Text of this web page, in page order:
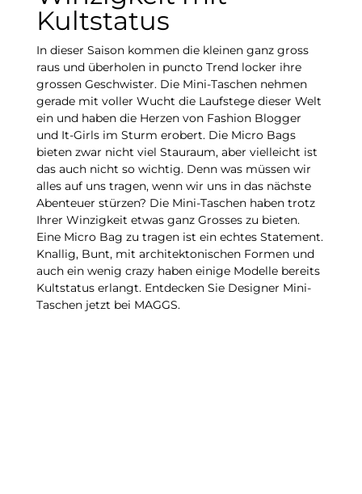
Kultstatus
In dieser Saison kommen die kleinen ganz gross
raus und überholen in puncto Trend locker ihre
grossen Geschwister. Die Mini-Taschen nehmen
gerade mit voller Wucht die Laufstege dieser Welt
ein und haben die Herzen von Fashion Blogger
und It-Girls im Sturm erobert. Die Micro Bags
bieten zwar nicht viel Stauraum, aber vielleicht ist
das auch nicht so wichtig. Denn was müssen wir
alles auf uns tragen, wenn wir uns in das nächste
Abenteuer stürzen? Die Mini-Taschen haben trotz
Ihrer Winzigkeit etwas ganz Grosses zu bieten.
Eine Micro Bag zu tragen ist ein echtes Statement.
Knallig, Bunt, mit architektonischen Formen und
auch ein wenig crazy haben einige Modelle bereits
Kultstatus erlangt. Entdecken Sie Designer Mini-
Taschen jetzt bei MAGGS.